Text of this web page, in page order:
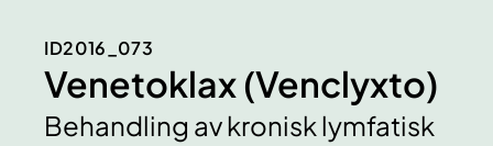
ID2016_073
Venetoklax (Venclyxto)
Behandling av kronisk lymfatisk